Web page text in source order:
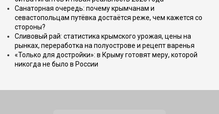
Санаторная очередь: почему крымчанам и
севастопольцам путёвка достаётся реже, чем кажется со
стороны?
Сливовый рай: статистика крымского урожая, цены на
рынках, переработка на полуострове и рецепт варенья
«Только для достройки»: в Крыму готовят меру, которой
никогда не было в России